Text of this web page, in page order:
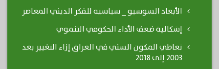
الأبعاد السوسيو _ سياسية للفكر الديني المعاصر
إشكالية ضعف الأداء الحكومي التنموي
تعاطي المكون السني في العراق إزاء التغيير بعد
2003 إلى 2018